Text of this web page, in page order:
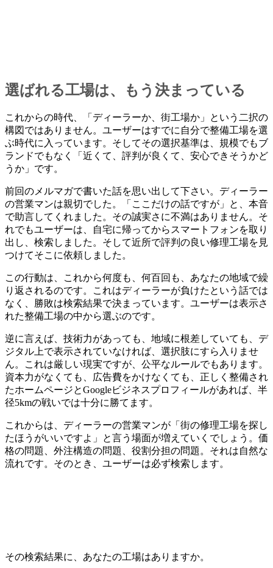
選ばれる工場は、もう決まっている
これからの時代、「ディーラーか、街工場か」という二択の
構図ではありません。ユーザーはすでに自分で整備工場を選
ぶ時代に入っています。そしてその選択基準は、規模でもブ
ランドでもなく「近くて、評判が良くて、安心できそうかど
うか」です。
前回のメルマガで書いた話を思い出して下さい。ディーラー
の営業マンは親切でした。「ここだけの話ですが」と、本音
で助言してくれました。その誠実さに不満はありません。そ
れでもユーザーは、自宅に帰ってからスマートフォンを取り
出し、検索しました。そして近所で評判の良い修理工場を見
つけてそこに依頼しました。
この行動は、これから何度も、何百回も、あなたの地域で繰
り返されるのです。これはディーラーが負けたという話では
なく、勝敗は検索結果で決まっています。ユーザーは表示さ
れた整備工場の中から選ぶのです。
逆に言えば、技術力があっても、地域に根差していても、デ
ジタル上で表示されていなければ、選択肢にすら入りませ
ん。これは厳しい現実ですが、公平なルールでもあります。
資本力がなくても、広告費をかけなくても、正しく整備され
たホームページとGoogleビジネスプロフィールがあれば、半
径5kmの戦いでは十分に勝てます。
これからは、ディーラーの営業マンが「街の修理工場を探し
たほうがいいですよ」と言う場面が増えていくでしょう。価
格の問題、外注構造の問題、役割分担の問題。それは自然な
流れです。そのとき、ユーザーは必ず検索します。
その検索結果に、あなたの工場はありますか。